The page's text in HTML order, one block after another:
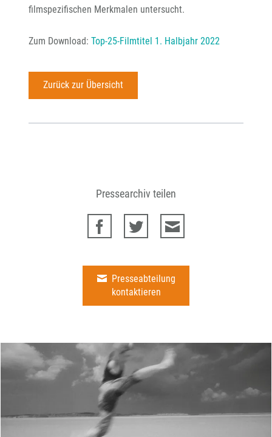
filmspezifischen Merkmalen untersucht.
Zum Download: Top-25-Filmtitel 1. Halbjahr 2022
Zurück zur Übersicht
Pressearchiv teilen
Presseabteilung
kontaktieren